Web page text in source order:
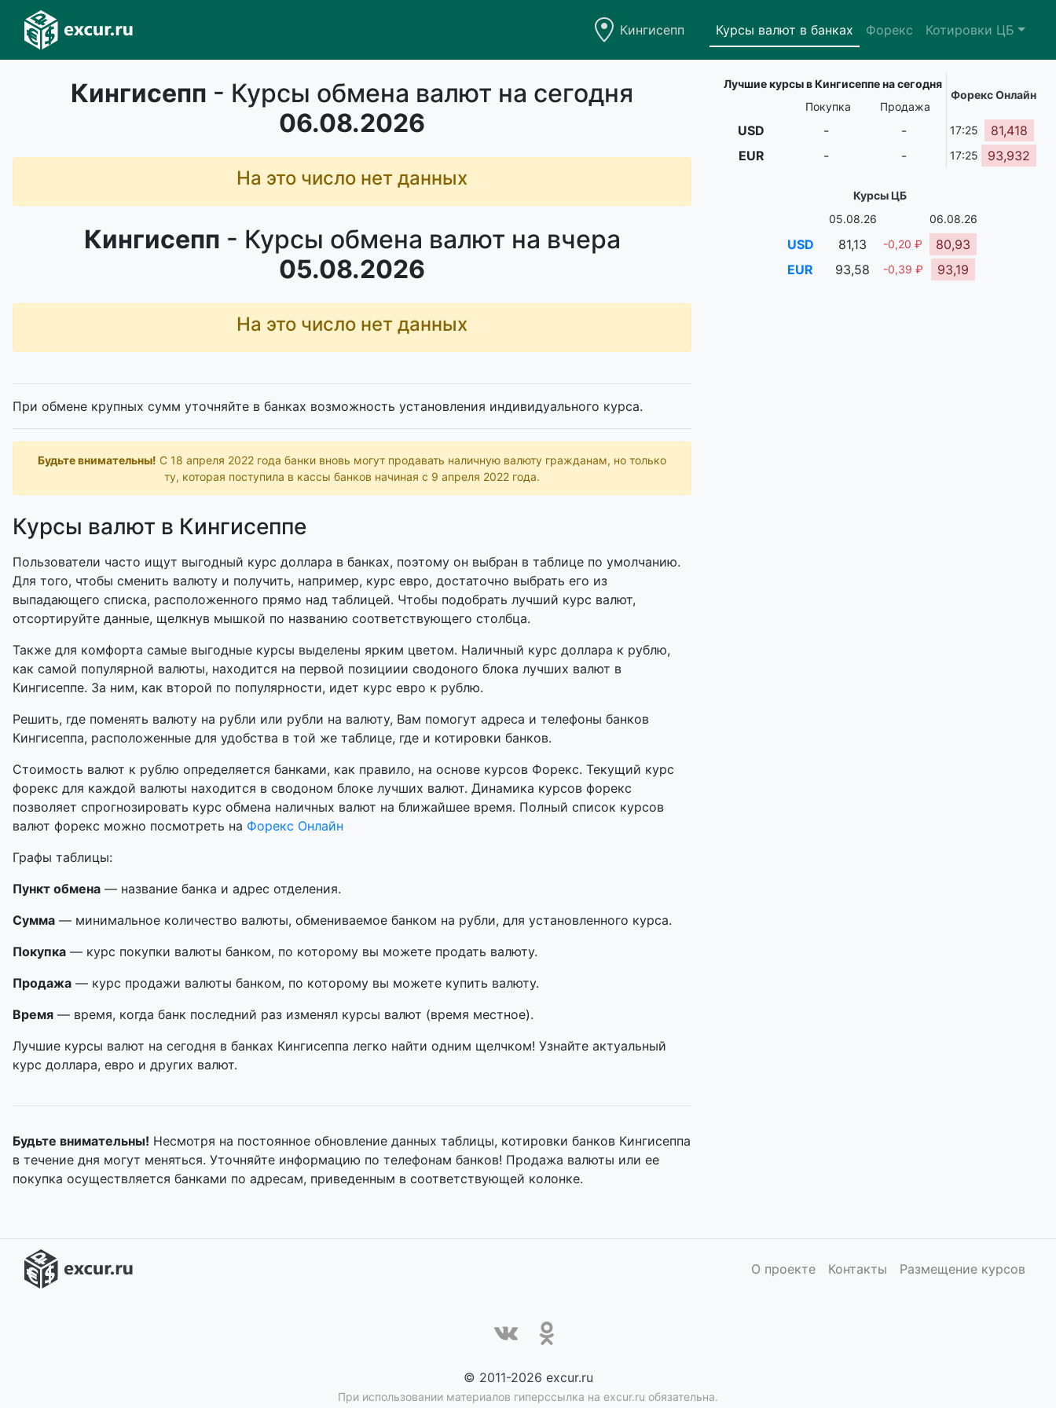
Кингисепп Курсы валют в банках Форекс Котировки ЦБ
Кингисепп - Курсы обмена валют на сегодня
06.08.2026
На это число нет данных
Кингисепп - Курсы обмена валют на вчера
05.08.2026
На это число нет данных
При обмене крупных сумм уточняйте в банках возможность установления индивидуального курса.
Будьте внимательны! С 18 апреля 2022 года банки вновь могут продавать наличную валюту гражданам, но только
ту, которая поступила в кассы банков начиная с 9 апреля 2022 года.
Курсы валют в Кингисеппе
Пользователи часто ищут выгодный курс доллара в банках, поэтому он выбран в таблице по умолчанию.
Для того, чтобы сменить валюту и получить, например, курс евро, достаточно выбрать его из
выпадающего списка, расположенного прямо над таблицей. Чтобы подобрать лучший курс валют,
отсортируйте данные, щелкнув мышкой по названию соответствующего столбца.
Также для комфорта самые выгодные курсы выделены ярким цветом. Наличный курс доллара к рублю,
как самой популярной валюты, находится на первой позициии сводоного блока лучших валют в
Кингисеппе. За ним, как второй по популярности, идет курс евро к рублю.
Решить, где поменять валюту на рубли или рубли на валюту, Вам помогут адреса и телефоны банков
Кингисеппа, расположенные для удобства в той же таблице, где и котировки банков.
Стоимость валют к рублю определяется банками, как правило, на основе курсов Форекс. Текущий курс
форекс для каждой валюты находится в сводоном блоке лучших валют. Динамика курсов форекс
позволяет спрогнозировать курс обмена наличных валют на ближайшее время. Полный список курсов
валют форекс можно посмотреть на Форекс Онлайн
Графы таблицы:
Пункт обмена — название банка и адрес отделения.
Сумма — минимальное количество валюты, обмениваемое банком на рубли, для установленного курса.
Покупка — курс покупки валюты банком, по которому вы можете продать валюту.
Продажа — курс продажи валюты банком, по которому вы можете купить валюту.
Время — время, когда банк последний раз изменял курсы валют (время местное).
Лучшие курсы валют на сегодня в банках Кингисеппа легко найти одним щелчком! Узнайте актуальный
курс доллара, евро и других валют.
Будьте внимательны! Несмотря на постоянное обновление данных таблицы, котировки банков Кингисеппа
в течение дня могут меняться. Уточняйте информацию по телефонам банков! Продажа валюты или ее
покупка осуществляется банками по адресам, приведенным в соответствующей колонке.
Лучшие курсы в Кингисеппе на сегодня
Форекс Онлайн
Покупка
Продажа
USD - - 17:25
81,418
EUR
- - 17:25 93,932
Курсы ЦБ
05.08.26
06.08.26
USD 81,13 -0,20 ₽
80,93
EUR
93,58 -0,39 ₽ 93,19
О проекте Контакты Размещение курсов
© 2011-2026 excur.ru
При использовании материалов гиперссылка на excur.ru обязательна.